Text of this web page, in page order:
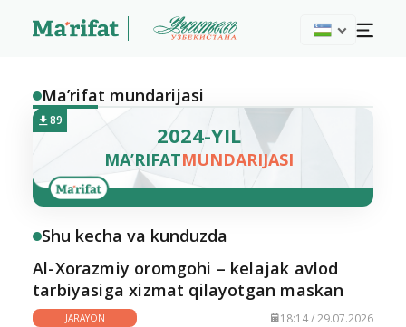
Ma’rifat mundarijasi
89
MA’RIFATMUNDARIJASI
2024-YIL
Shu kecha va kunduzda
Al-Xorazmiy oromgohi – kelajak avlod
tarbiyasiga xizmat qilayotgan maskan
JARAYON 18:14 / 29.07.2026